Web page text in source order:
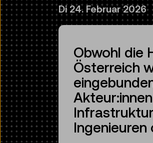
Di 24. Februar 2026
Obwohl die
Österreich